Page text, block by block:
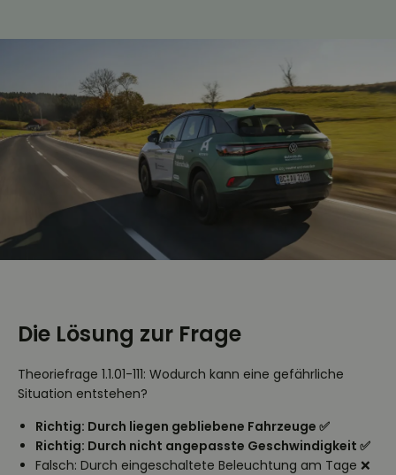
Die Lösung zur Frage
Theoriefrage 1.1.01-111: Wodurch kann eine gefährliche
Situation entstehen?
Richtig: Durch liegen gebliebene Fahrzeuge ✅
Richtig: Durch nicht angepasste Geschwindigkeit ✅
Falsch: Durch eingeschaltete Beleuchtung am Tage ❌